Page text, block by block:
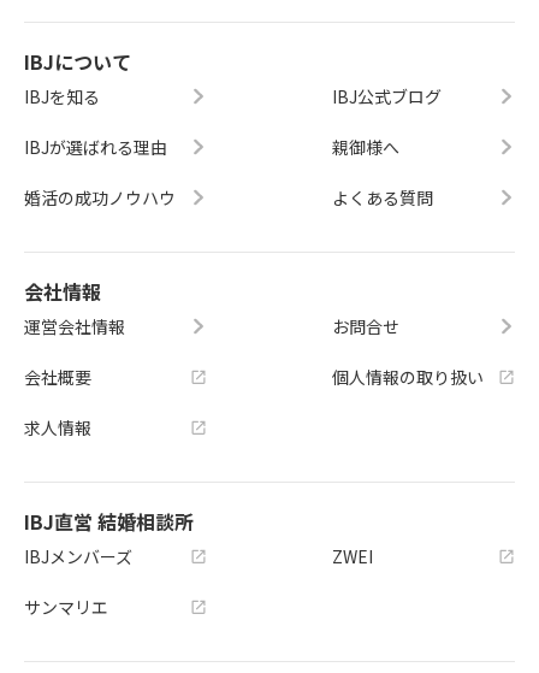
IBJについて
IBJを知る
IBJが選ばれる理由
婚活の成功ノウハウ
IBJ公式ブログ
親御様へ
よくある質問
会社情報
運営会社情報
会社概要
求人情報
お問合せ
個人情報の取り扱い
IBJ直営 結婚相談所
IBJメンバーズ
サンマリエ
ZWEI